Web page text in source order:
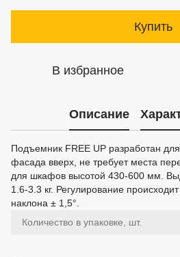
Купить
В избранное
Описание
Подъемник FREE UP разработан
фасада вверх, не требует места
для шкафов высотой 430-600 мм.
1.6-3.3 кг. Регулирование
наклона ± 1,5°.
Количество в упаковке, шт.